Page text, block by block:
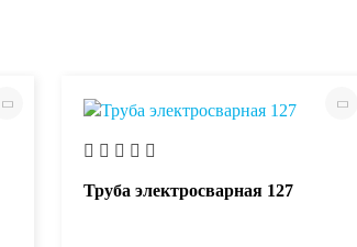
Труба электросварная 127